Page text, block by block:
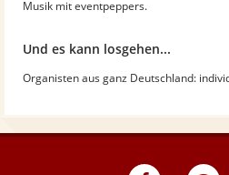
Musik mit eventpeppers.
Und es kann losgehen...
Organisten aus ganz Deutschland: